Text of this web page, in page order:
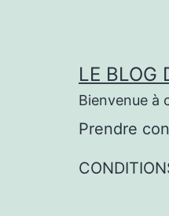
LE BLOG
Bienvenue à
Prendre